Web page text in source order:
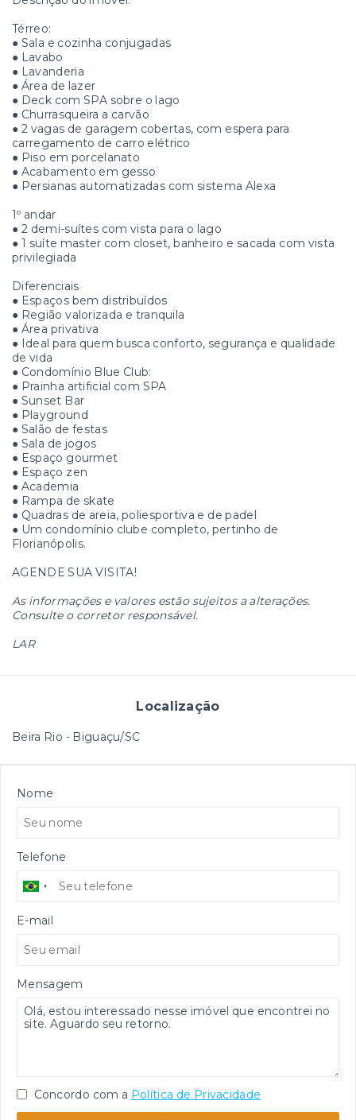
Térreo:
● Sala e cozinha conjugadas
● Lavabo
● Lavanderia
● Área de lazer
● Deck com SPA sobre o lago
● Churrasqueira a carvão
● 2 vagas de garagem cobertas, com espera para
carregamento de carro elétrico
● Piso em porcelanato
● Acabamento em gesso
● Persianas automatizadas com sistema Alexa
1º andar
● 2 demi-suítes com vista para o lago
● 1 suíte master com closet, banheiro e sacada com vista
privilegiada
Diferenciais
● Espaços bem distribuídos
● Região valorizada e tranquila
● Área privativa
● Ideal para quem busca conforto, segurança e qualidade
de vida
● Condomínio Blue Club:
● Prainha artificial com SPA
● Sunset Bar
● Playground
● Salão de festas
● Sala de jogos
● Espaço gourmet
● Espaço zen
● Academia
● Rampa de skate
● Quadras de areia, poliesportiva e de padel
● Um condomínio clube completo, pertinho de
Florianópolis.
AGENDE SUA VISITA!
As informações e valores estão sujeitos a alterações.
Consulte o corretor responsável.
LAR
Localização
Beira Rio - Biguaçu/SC
Nome
Telefone
E-mail
Mensagem
Concordo com a Política de Privacidade